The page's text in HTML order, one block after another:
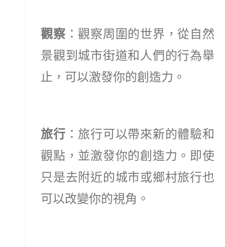
觀察：觀察周圍的世界，從自然
景觀到城市街道和人們的行為舉
止，可以激發你的創造力。
旅行 ：旅行可以帶來新的體驗和
觀點，並激發你的創造力。即使
只是去附近的城市或鄉村旅行也
可以改變你的視角。